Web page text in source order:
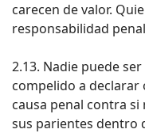
carecen de valor.
responsabilidad
2.13. Nadie puede
compelido a
causa penal contra
sus parientes dentro